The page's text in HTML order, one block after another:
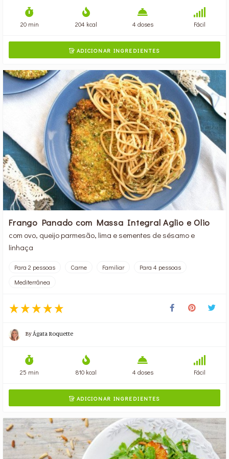
20 min 204 kcal 4 doses Fácil
ADICIONAR INGREDIENTES
Frango Panado com Massa Integral Aglio e Olio
com ovo, queijo parmesão, lima e sementes de sésamo e
linhaça
Para 2 pessoas Carne Familiar
Para 4 pessoas
Mediterrânea
By Ágata Roquette
25 min 810 kcal 4 doses Fácil
ADICIONAR INGREDIENTES